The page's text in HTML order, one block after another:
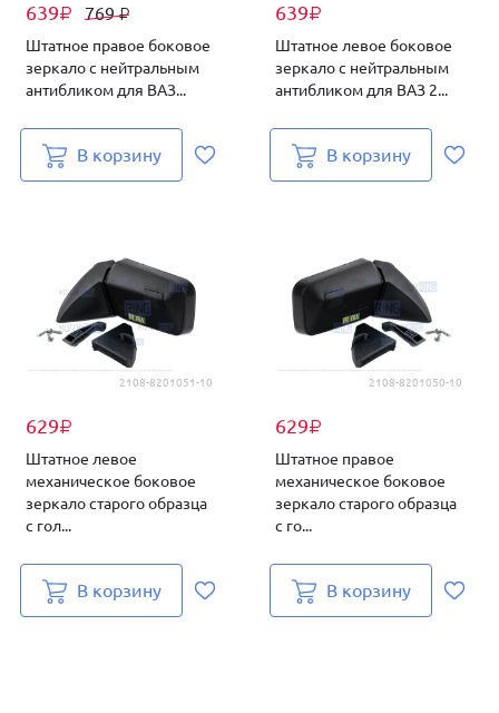
639₽ 769₽
Штатное правое боковое
зеркало с нейтральным
антибликом для ВАЗ...
В корзину
639₽
Штатное левое боковое
зеркало с нейтральным
антибликом для ВАЗ 2...
В корзину
2108-8201051-10
629₽
Штатное левое
механическое боковое
зеркало старого образца
с гол...
В корзину
2108-8201050-10
629₽
Штатное правое
механическое боковое
зеркало старого образца
с го...
В корзину